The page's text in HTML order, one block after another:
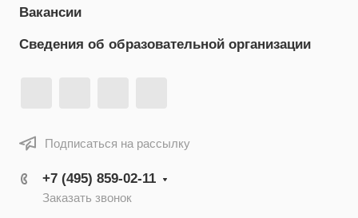
Вакансии
Сведения об образовательной организации
Подписаться на рассылку
+7 (495) 859-02-11
Заказать звонок